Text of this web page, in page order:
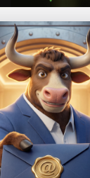
zveřejněné na
z veřejně dostupných
s odbornou péčí a